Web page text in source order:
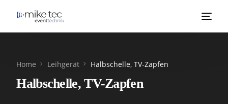
Home Leihgerät Halbschelle, TV-Zapfen
Halbschelle, TV-Zapfen